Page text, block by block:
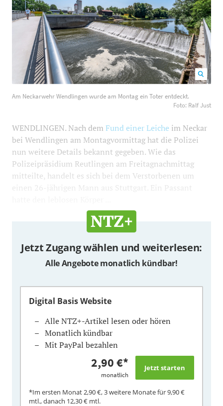
Toter entdeckt. Foto: Ralf Just 1200 800
Am Neckarwehr Wendlingen wurde am Montag ein Toter entdeckt.
Foto: Ralf Just
WENDLINGEN. Nach dem Fund einer Leiche im Neckar
bei Wendlingen am Montagvormittag hat die Polizei
nun weitere Details bekannt gegeben. Wie das
Polizeipräsidium Reutlingen am Freitagnachmittag
mitteilte, handelt es sich bei dem Verstorbenen um
einen 26-jährigen Mann aus Stuttgart. Ein Passant
Jetzt Zugang wählen und weiterlesen:
Alle Angebote monatlich kündbar!
Digital Basis Website
Alle NTZ+-Artikel lesen oder hören
Monatlich kündbar
Mit PayPal bezahlen
2,90 €*
monatlich
*Im ersten Monat2,90 €, 3 weitere Monate für9,90 €
mtl., danach 12,30 € mtl.